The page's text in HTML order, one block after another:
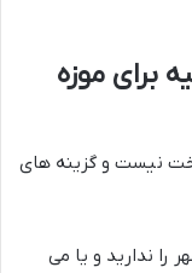
برای موزه
سخت نیست و گزینه های
را ندارید و یا می